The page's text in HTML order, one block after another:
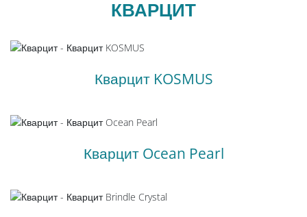
КВАРЦИТ
Кварцит KOSMUS
Кварцит Ocean Pearl